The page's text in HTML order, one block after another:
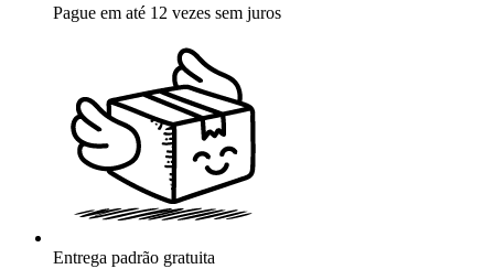
Pague em até 12 vezes sem juros
Entrega padrão gratuita